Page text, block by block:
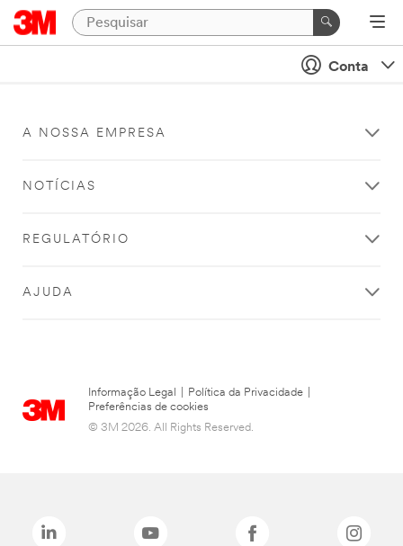
Conta
A NOSSA EMPRESA
NOTÍCIAS
REGULATÓRIO
AJUDA
Informação Legal Política da Privacidade
Preferências de cookies
© 3M 2026. All Rights Reserved.